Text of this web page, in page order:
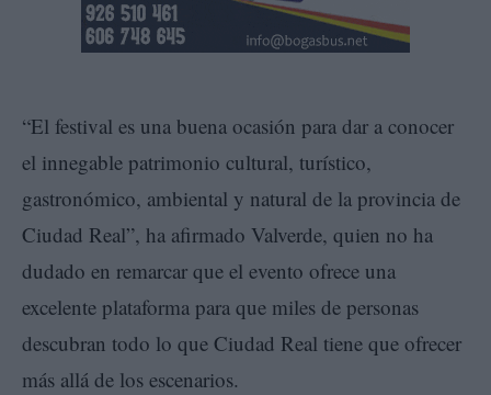
“El festival es una buena ocasión para dar a conocer
el innegable patrimonio cultural, turístico,
gastronómico, ambiental y natural de la provincia de
Ciudad Real”, ha afirmado Valverde, quien no ha
dudado en remarcar que el evento ofrece una
excelente plataforma para que miles de personas
descubran todo lo que Ciudad Real tiene que ofrecer
más allá de los escenarios.